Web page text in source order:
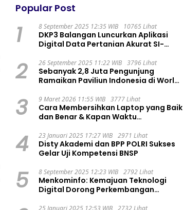
Popular Post
1 8 September 2025 12:35 WIB 10765 Lihat
DKP3 Balangan Luncurkan Aplikasi
Digital Data Pertanian Akurat SI-
2 26 September 2025 11:22 WIB 3796 Lihat
Sebanyak 2,8 Juta Pengunjung
Ramaikan Paviliun Indonesia di World
3 9 Maret 2026 11:55 WIB 3777 Lihat
Cara Membersihkan Laptop yang Baik
dan Benar & Kapan Waktu
4 23 Januari 2025 17:27 WIB 2971 Lihat
Disty Akademi dan BPP POLRI Sukses
Gelar Uji Kompetensi BNSP
5 8 September 2025 12:23 WIB 2792 Lihat
Menkominfo: Kemajuan Teknologi
Digital Dorong Perkembangan